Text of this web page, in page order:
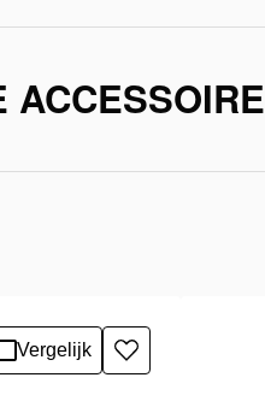
Vergelijk
Toevoegen
aan